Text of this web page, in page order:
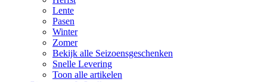
Lente
Pasen
Winter
Zomer
Bekijk alle Seizoensgeschenken
Snelle Levering
Toon alle artikelen